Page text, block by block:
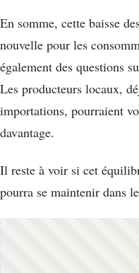
En somme, cette baisse
nouvelle pour les
également des questions
Les producteurs locaux,
importations, pourraient
davantage.
Il reste à voir si cet
pourra se maintenir dans